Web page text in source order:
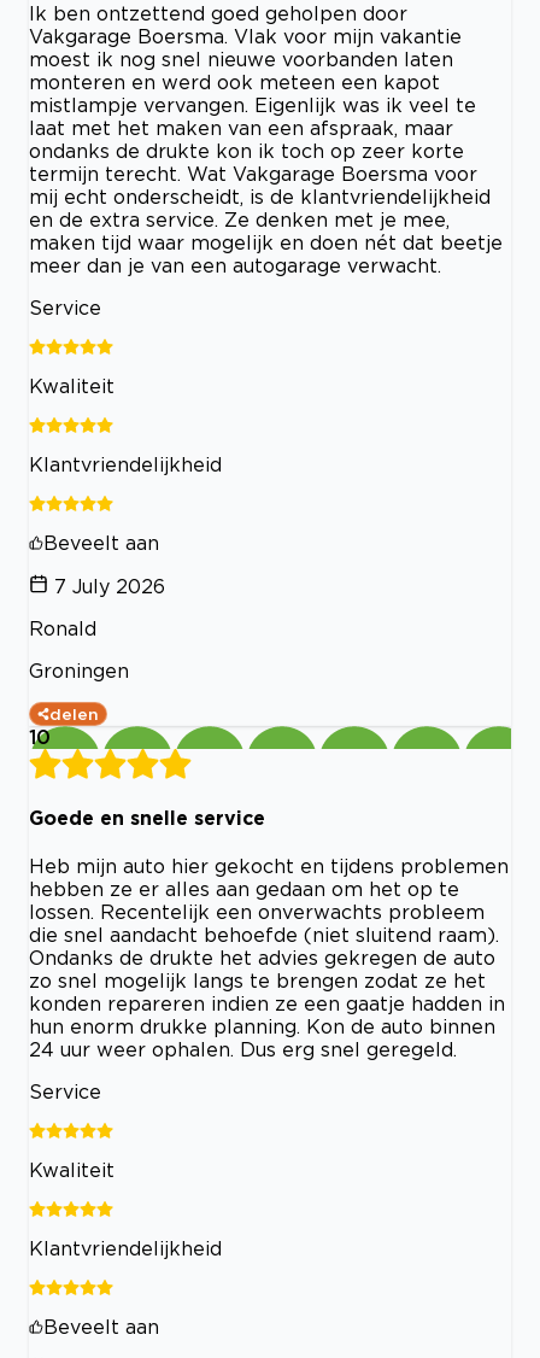
Ik ben ontzettend goed geholpen door
Vakgarage Boersma. Vlak voor mijn vakantie
moest ik nog snel nieuwe voorbanden laten
monteren en werd ook meteen een kapot
mistlampje vervangen. Eigenlijk was ik veel te
laat met het maken van een afspraak, maar
ondanks de drukte kon ik toch op zeer korte
termijn terecht. Wat Vakgarage Boersma voor
mij echt onderscheidt, is de klantvriendelijkheid
en de extra service. Ze denken met je mee,
maken tijd waar mogelijk en doen nét dat beetje
meer dan je van een autogarage verwacht.
Service
Kwaliteit
Klantvriendelijkheid
Beveelt aan
7 July 2026
Ronald
Groningen
delen
10
Goede en snelle service
Heb mijn auto hier gekocht en tijdens problemen
hebben ze er alles aan gedaan om het op te
lossen. Recentelijk een onverwachts probleem
die snel aandacht behoefde (niet sluitend raam).
Ondanks de drukte het advies gekregen de auto
zo snel mogelijk langs te brengen zodat ze het
konden repareren indien ze een gaatje hadden in
hun enorm drukke planning. Kon de auto binnen
24 uur weer ophalen. Dus erg snel geregeld.
Service
Kwaliteit
Klantvriendelijkheid
Beveelt aan